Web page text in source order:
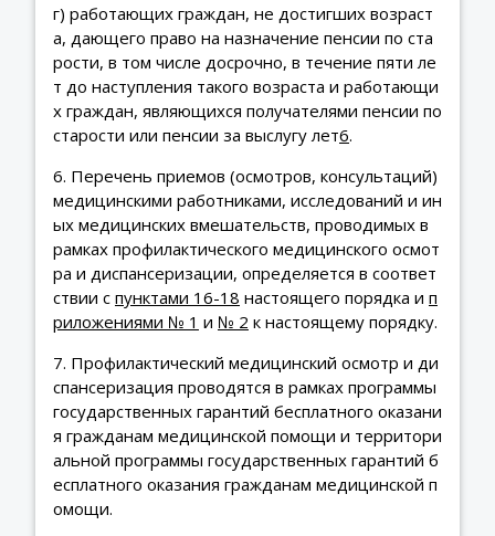
г) работающих граждан, не достигших возраст
а, дающего право на назначение пенсии по ста
рости, в том числе досрочно, в течение пяти ле
т до наступления такого возраста и работающи
х граждан, являющихся получателями пенсии по
старости или пенсии за выслугу лет6.
6. Перечень приемов (осмотров, консультаций)
медицинскими работниками, исследований и ин
ых медицинских вмешательств, проводимых в
рамках профилактического медицинского осмот
ра и диспансеризации, определяется в соответ
ствии с пунктами 16-18 настоящего порядка и п
риложениями № 1 и № 2 к настоящему порядку.
7. Профилактический медицинский осмотр и ди
спансеризация проводятся в рамках программы
государственных гарантий бесплатного оказани
я гражданам медицинской помощи и территори
альной программы государственных гарантий б
есплатного оказания гражданам медицинской п
омощи.